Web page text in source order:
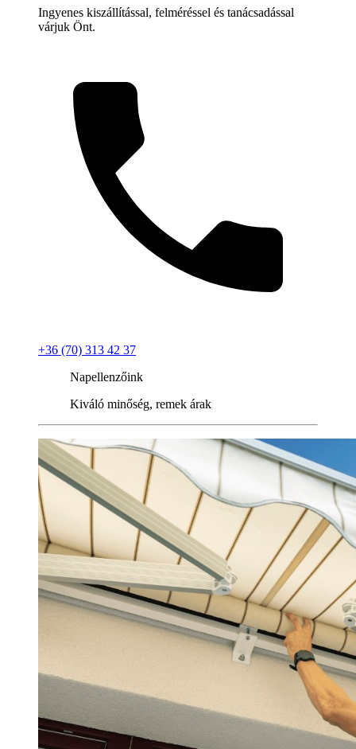
Ingyenes kiszállítással, felméréssel és tanácsadással
várjuk Önt.
+36 (70) 313 42 37
Napellenzőink
Kiváló minőség, remek árak